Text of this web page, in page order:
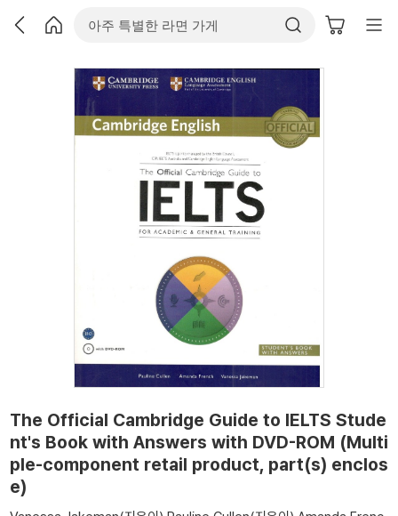
The Official Cambridge Guide to IELTS Stude
nt's Book with Answers with DVD-ROM (Multi
ple-component retail product, part(s) enclos
e)